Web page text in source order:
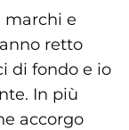
marchi e
retto
di fondo e io
In più
accorgo